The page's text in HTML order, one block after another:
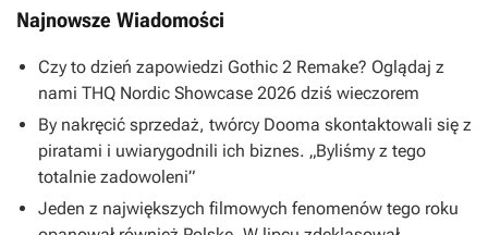
Najnowsze Wiadomości
Czy to dzień zapowiedzi Gothic 2 Remake? Oglądaj z
nami THQ Nordic Showcase 2026 dziś wieczorem
By nakręcić sprzedaż, twórcy Dooma skontaktowali się z
piratami i uwiarygodnili ich biznes. „Byliśmy z tego
totalnie zadowoleni”
Jeden z największych filmowych fenomenów tego roku